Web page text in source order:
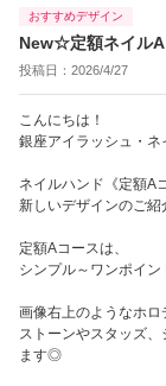
おすすめデザイン
New☆定額ネイル
投稿日：2026/4/27
こんにちは！
銀座アイラッシュ・
ネイルハンド《定額A
新しいデザインのご紹
定額Aコースは、
シンプル～ワンポイ
画像右上のようなホロ
ストーンやスタッズ
ます◎